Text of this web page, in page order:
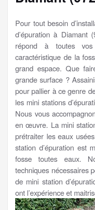
Pour tout besoin
d’épuration à Diamant
répond à toutes
caractéristique de la
grand espace. Que
grande surface ?
pour pallier à ce genre
les mini stations
Nous vous
en œuvre. La mini
prétraiter les eaux
station d’épuration est
fosse toutes eaux.
techniques nécessaires
de mini station
ont l’expérience et